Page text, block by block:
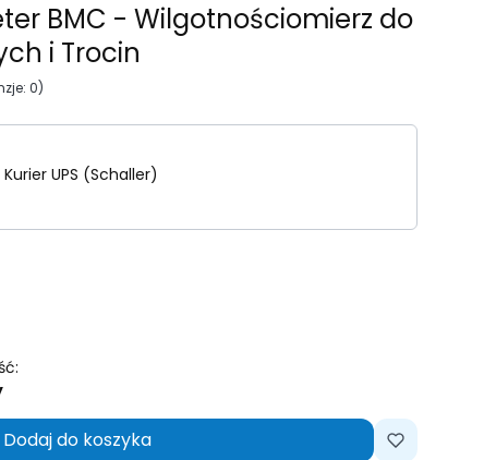
BMC - Wilgotnościomierz do
i Trocin
0)
UPS (Schaller)
Dodaj do koszyka